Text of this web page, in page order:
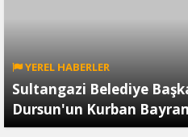
YEREL HABERLER
Sultangazi Belediye
Dursun'un Kurban